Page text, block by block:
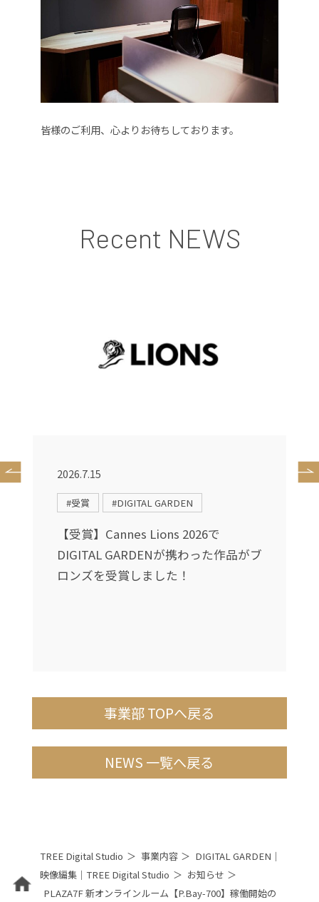
皆様のご利用、心よりお待ちしております。
Recent NEWS
2026.7.15
#受賞 #DIGITAL GARDEN
【受賞】Cannes Lions 2026で
DIGITAL GARDENが携わった作品がブ
ロンズを受賞しました！
事業部 TOPへ戻る
NEWS 一覧へ戻る
TREE Digital Studio 事業内容
DIGITAL GARDEN｜
映像編集｜TREE Digital Studio
お知らせ
PLAZA7F 新オンラインルーム【P.Bay-700】稼働開始の